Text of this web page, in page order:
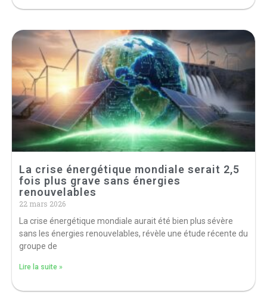
La crise énergétique mondiale serait 2,5
fois plus grave sans énergies
renouvelables
22 mars 2026
La crise énergétique mondiale aurait été bien plus sévère
sans les énergies renouvelables, révèle une étude récente du
groupe de
Lire la suite »